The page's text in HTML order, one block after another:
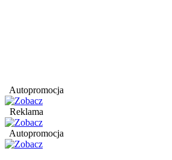
Autopromocja
Reklama
Autopromocja